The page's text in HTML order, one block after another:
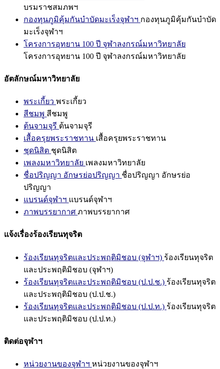
บรมราชสมภพฯ
กองทุนภูมิคุ้มกันบำบัดมะเร็งจุฬาฯ กองทุนภูมิคุ้มกันบำบัด
มะเร็งจุฬาฯ
โครงการอุทยาน 100 ปี จุฬาลงกรณ์มหาวิทยาลัย
โครงการอุทยาน 100 ปี จุฬาลงกรณ์มหาวิทยาลัย
อัตลักษณ์มหาวิทยาลัย
พระเกี้ยว พระเกี้ยว
สีชมพู สีชมพู
ต้นจามจุรี ต้นจามจุรี
เสื้อครุยพระราชทาน เสื้อครุยพระราชทาน
ชุดนิสิต ชุดนิสิต
เพลงมหาวิทยาลัย เพลงมหาวิทยาลัย
ชื่อปริญญา อักษรย่อปริญญา ชื่อปริญญา อักษรย่อ
ปริญญา
แบรนด์จุฬาฯ แบรนด์จุฬาฯ
ภาพบรรยากาศ ภาพบรรยากาศ
แจ้งเรื่องร้องเรียนทุจริต
ร้องเรียนทุจริตและประพฤติมิชอบ (จุฬาฯ) ร้องเรียนทุจริต
และประพฤติมิชอบ (จุฬาฯ)
ร้องเรียนทุจริตและประพฤติมิชอบ (ป.ป.ช.) ร้องเรียนทุจริต
และประพฤติมิชอบ (ป.ป.ช.)
ร้องเรียนทุจริตและประพฤติมิชอบ (ป.ป.ท.) ร้องเรียนทุจริต
และประพฤติมิชอบ (ป.ป.ท.)
ติดต่อจุฬาฯ
หน่วยงานของจุฬาฯ หน่วยงานของจุฬาฯ